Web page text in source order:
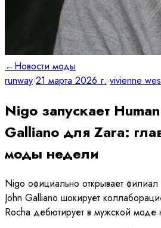
←Новости моды
runway·21 марта 2026 г.·vivienne
Nigo запускает
Galliano для Zara:
моды недели
Nigo официально открывает
John Galliano шокирует
Rocha дебютирует в мужской моде